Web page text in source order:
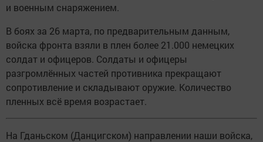
и военным снаряжением.
В боях за 26 марта, по предварительным данным,
войска фронта взяли в плен более 21.000 немецких
солдат и офицеров. Солдаты и офицеры
разгромлённых частей противника прекращают
сопротивление и складывают оружие. Количество
пленных всё время возрастает.
На Гданьском (Данцигском) направлении наши войска,